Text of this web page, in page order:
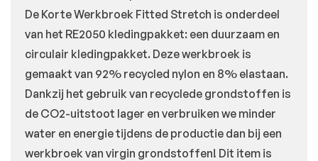
De Korte Werkbroek Fitted Stretch is onderdeel
van het RE2050 kledingpakket: een duurzaam en
circulair kledingpakket. Deze werkbroek is
gemaakt van 92% recycled nylon en 8% elastaan.
Dankzij het gebruik van recyclede grondstoffen is
de CO2-uitstoot lager en verbruiken we minder
water en energie tijdens de productie dan bij een
werkbroek van virgin grondstoffen! Dit item is